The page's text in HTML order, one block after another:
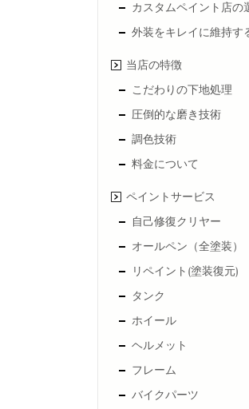
カスタムペイント店の
外装をキレイに維持す
当店の特徴
こだわりの下地処理
圧倒的な磨き技術
調色技術
料金について
ペイントサービス
自己修復クリヤー
オールペン（全塗装）
リペイント(塗装復元)
タンク
ホイール
ヘルメット
フレーム
バイクパーツ